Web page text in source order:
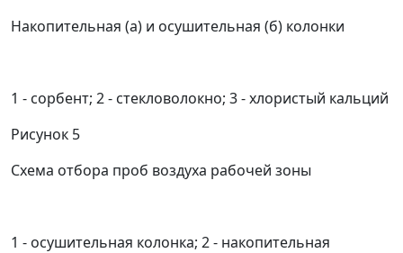
Накопительная (а) и осушительная (б) колонки
1 - сорбент; 2- стекловолокно; 3- хлористый кальций
Рисунок 5
Схема отбора проб воздуха рабочей зоны
1 - осушительная колонка; 2- накопительная